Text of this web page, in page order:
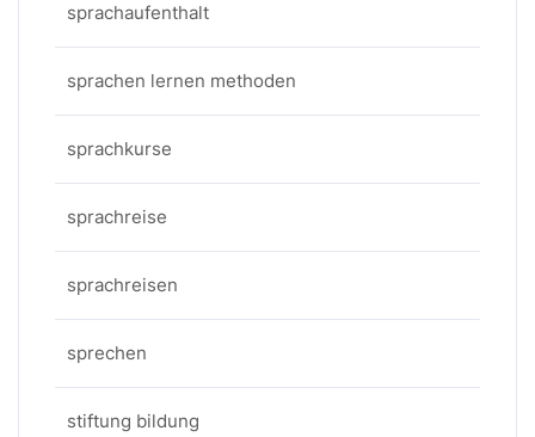
sprachaufenthalt
sprachen lernen methoden
sprachkurse
sprachreise
sprachreisen
sprechen
stiftung bildung